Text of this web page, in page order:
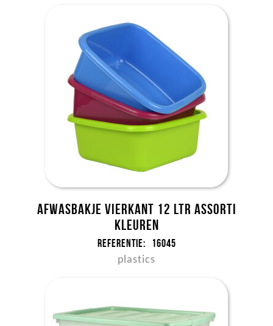
Afwasbakje vierkant 12 ltr assorti
kleuren
Referentie: 16045
plastics